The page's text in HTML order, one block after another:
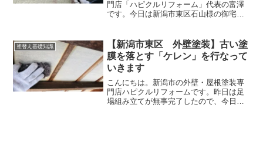
門店「ハピクルリフォーム」代表の富澤
です。今日は新潟市東区石山様の御宅の
の様子はこちら前日の下塗りを行ないま
したので、今日は中塗りを...
塗替え基礎知識
【新潟市東区 外壁塗装】古い塗
膜を落とす「ケレン」を行なって
いきます
こんにちは。新潟市の外壁・屋根塗装専
門店ハピクルリフォームです。昨日は足
場組み立てが無事完了したので、今日か